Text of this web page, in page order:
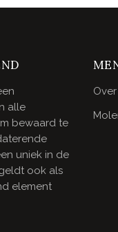
alle
bewaard te
uniek in de
ook als
element